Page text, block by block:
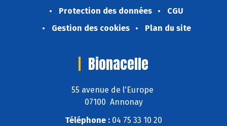
Protection des données
CGU
Gestion des cookies
Plan du site
Bionacelle
55 avenue de l'Europe
07100 Annonay
Téléphone : 04 75 33 10 20